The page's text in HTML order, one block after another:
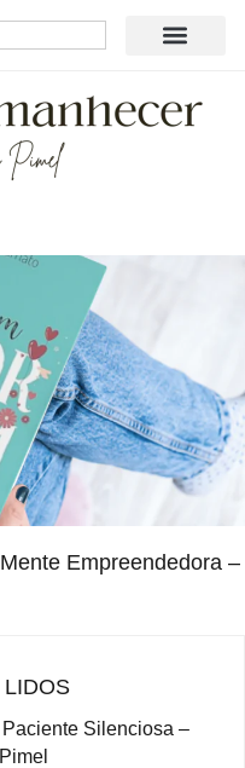
Empreendedora –
Paciente Silenciosa –